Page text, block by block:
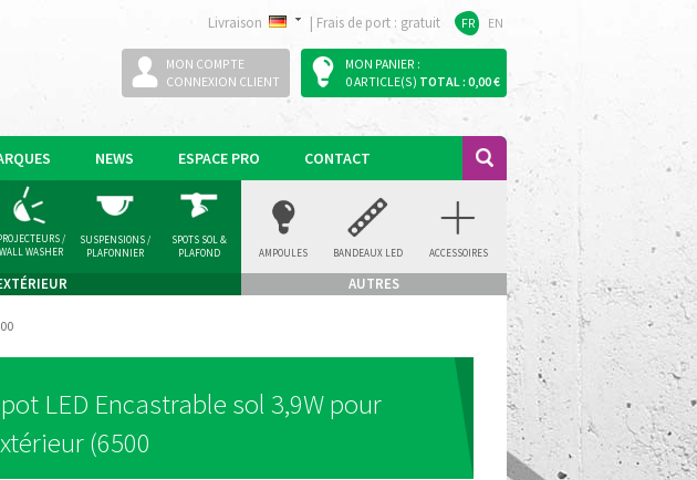
Livraison | Frais de port : gratuit FR EN
MON COMPTE
CONNEXION CLIENT
MON PANIER :
0 ARTICLE(S) TOTAL : 0,00 €
NEWS ESPACE PRO CONTACT
/
WALL WASHER
SUSPENSIONS /
PLAFONNIER
SPOTS SOL &
PLAFOND
AUTRES
AMPOULES BANDEAUX LED ACCESSOIRES
LED Encastrable sol 3,9W pour
(6500